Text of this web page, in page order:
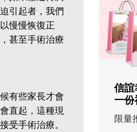
引起者，我們
慢慢恢復正
甚至手術治療
有些家長才會
直起，這種現
受手術治療。
信
一份
限量